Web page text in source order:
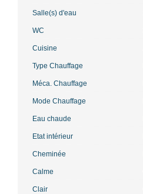
Salle(s) d'eau
WC
Cuisine
Type Chauffage
Méca. Chauffage
Mode Chauffage
Eau chaude
Etat intérieur
Cheminée
Calme
Clair